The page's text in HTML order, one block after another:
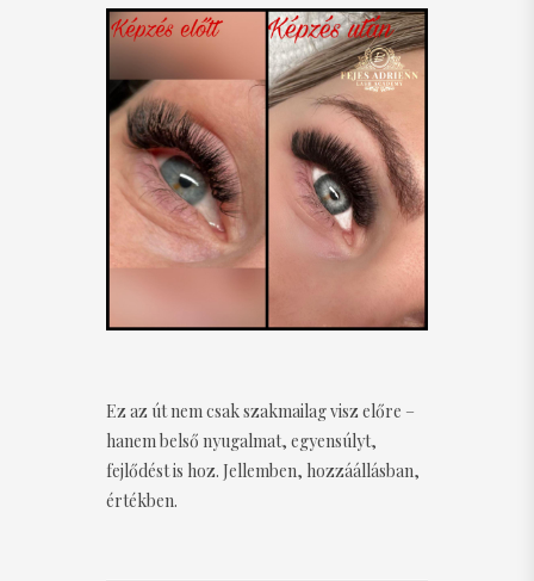
Ez az út nem csak szakmailag visz előre –
hanem belső nyugalmat, egyensúlyt,
fejlődést is hoz. Jellemben, hozzáállásban,
értékben.